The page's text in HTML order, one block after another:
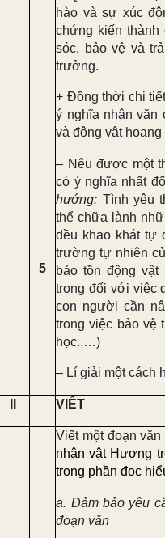
hào và sự xúc
chứng kiến
sóc, bảo vệ và
trưởng.
+ Đồng thời chi
ý nghĩa nhân văn
và động vật hoang
5
– Nêu được một
có ý nghĩa nhất
hướng: Tình yêu
thể chữa lành
đều khao khát tự
trường tự nhiên
bảo tồn động
trọng đối với việc
con người cần
trong việc bảo vệ
học.,…)
– Lí giải một cách
VIẾT
Viết một đoạn văn
nhân vật Hương
trong phần đọc
a. Đảm bảo yêu
đoạn văn